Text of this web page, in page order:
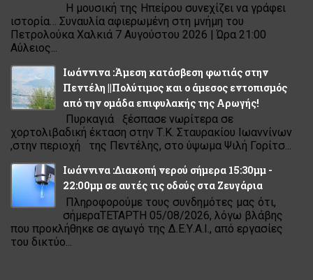
Η μουσική της Ηπείρου συνεχίζει να γράφει
ιστορία… Συναυλία αφιερωμένη στη μνήμη του
Πετρολούκα Χαλκιά 7 Αυγούστου 2026 | Ώρα 21:00
Αύλειος...
Ιωάννινα :Άμεση κατάσβεση φωτιάς στην
Πεντέλη ||Πολύτιμος και ο άμεσος εντοπισμός
από την ομάδα επιφυλακής της Αρωγής!
Πυρκαγιά ξέσπασε νωρίτερα σε
χορτολιβαδική έκταση στην Τ.Κ. Σταυρακίου Ιωαννίνων
,στην περιοχή της Πεντέλης, στο ύψωμα Ψιλή Γορίτσ...
Ιωάννινα :Διακοπή νερού σήμερα 15:30μμ -
22:00μμ σε αυτές τις οδούς στα Ζευγάρια
Πληροφορούμε τους συνδημότες μας ότι,
σήμεραΤΕΤΑΡΤΗ 05/08/2026, λόγω βλάβης
που προκλήθηκε σε αγωγό της Δ.Ε.Υ.Α.Ι., από εργασίες
του δικτύο...